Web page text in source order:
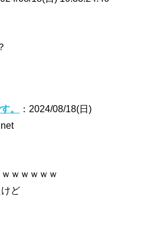
。
：2024/08/18(日)
ｗｗｗｗｗ
ど